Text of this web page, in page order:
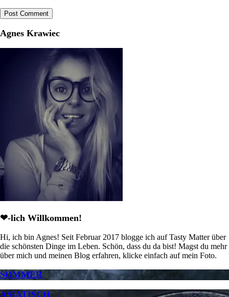
Agnes Krawiec
❤-lich Willkommen!
Hi, ich bin Agnes! Seit Februar 2017 blogge ich auf Tasty Matter über
die schönsten Dinge im Leben. Schön, dass du da bist! Magst du mehr
über mich und meinen Blog erfahren, klicke einfach auf mein Foto.
SOMMER
ASIATISCH